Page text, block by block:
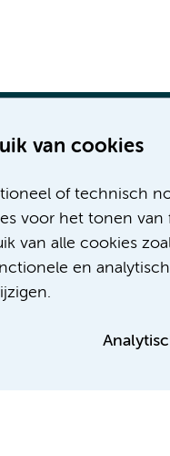
van cookies
of technisch
voor het tonen
van alle cookies
en
Meer
Over